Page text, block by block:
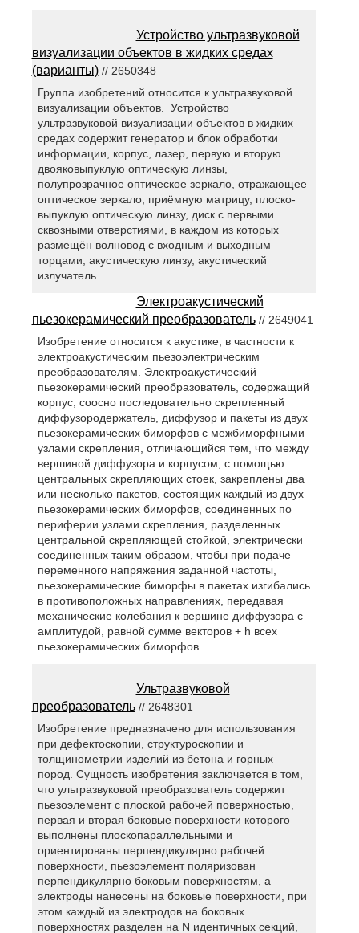
Устройство ультразвуковой
визуализации объектов в жидких средах
(варианты)// 2650348
Группа изобретений относится к ультразвуковой
визуализации объектов. Устройство
ультразвуковой визуализации объектов в жидких
средах содержит генератор и блок обработки
информации, корпус, лазер, первую и вторую
двояковыпуклую оптическую линзы,
полупрозрачное оптическое зеркало, отражающее
оптическое зеркало, приёмную матрицу, плоско-
выпуклую оптическую линзу, диск с первыми
сквозными отверстиями, в каждом из которых
размещён волновод с входным и выходным
торцами, акустическую линзу, акустический
излучатель.
Электроакустический
пьезокерамический преобразователь// 2649041
Изобретение относится к акустике, в частности к
электроакустическим пьезоэлектрическим
преобразователям. Электроакустический
пьезокерамический преобразователь, содержащий
корпус, соосно последовательно скрепленный
диффузородержатель, диффузор и пакеты из двух
пьезокерамических биморфов с межбиморфными
узлами скрепления, отличающийся тем, что между
вершиной диффузора и корпусом, с помощью
центральных скрепляющих стоек, закреплены два
или несколько пакетов, состоящих каждый из двух
пьезокерамических биморфов, соединенных по
периферии узлами скрепления, разделенных
центральной скрепляющей стойкой, электрически
соединенных таким образом, чтобы при подаче
переменного напряжения заданной частоты,
пьезокерамические биморфы в пакетах изгибались
в противоположных направлениях, передавая
механические колебания к вершине диффузора с
амплитудой, равной сумме векторов + h всех
пьезокерамических биморфов.
Ультразвуковой
преобразователь// 2648301
Изобретение предназначено для использования
при дефектоскопии, структуроскопии и
толщинометрии изделий из бетона и горных
пород. Сущность изобретения заключается в том,
что ультразвуковой преобразователь содержит
пьезоэлемент с плоской рабочей поверхностью,
первая и вторая боковые поверхности которого
выполнены плоскопараллельными и
ориентированы перпендикулярно рабочей
поверхности, пьезоэлемент поляризован
перпендикулярно боковым поверхностям, а
электроды нанесены на боковые поверхности, при
этом каждый из электродов на боковых
поверхностях разделен на N идентичных секций,